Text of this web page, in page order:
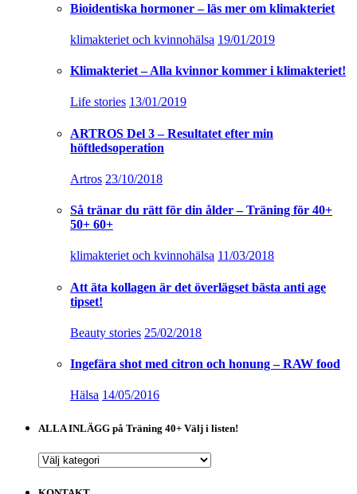
Bioidentiska hormoner – läs mer om klimakteriet
klimakteriet och kvinnohälsa 19/01/2019
Klimakteriet – Alla kvinnor kommer i klimakteriet!
Life stories 13/01/2019
ARTROS Del 3 – Resultatet efter min
höftledsoperation
Artros 23/10/2018
Så tränar du rätt för din ålder – Träning för 40+
50+ 60+
klimakteriet och kvinnohälsa 11/03/2018
Att äta kollagen är det överlägset bästa anti age
tipset!
Beauty stories 25/02/2018
Ingefära shot med citron och honung – RAW food
Hälsa 14/05/2016
ALLA INLÄGG på Träning 40+ Välj i listen!
ALLA
på